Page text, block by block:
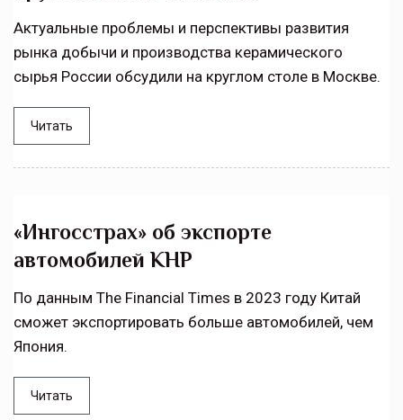
Актуальные проблемы и перспективы развития
рынка добычи и производства керамического
сырья России обсудили на круглом столе в Москве.
Читать
«Ингосстрах» об экспорте
автомобилей КНР
По данным The Financial Times в 2023 году Китай
сможет экспортировать больше автомобилей, чем
Япония.
Читать